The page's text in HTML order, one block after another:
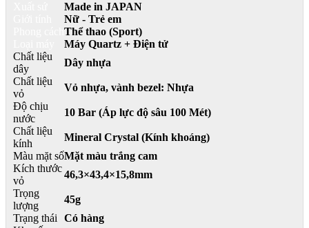
Made in JAPAN
Nữ - Trẻ em
Thể thao (Sport)
Máy Quartz + Điện tử
Chất liệu
dây
Dây nhựa
Chất liệu
vỏ
Vỏ nhựa, vành bezel: Nhựa
Độ chịu
nước
10 Bar (Áp lực độ sâu 100 Mét)
Chất liệu
kính
Mineral Crystal (Kính khoáng)
Màu mặt sốMặt màu trắng cam
Kích thước
vỏ
46,3×43,4×15,8mm
Trọng
lượng
45g
Trạng thái Có hàng